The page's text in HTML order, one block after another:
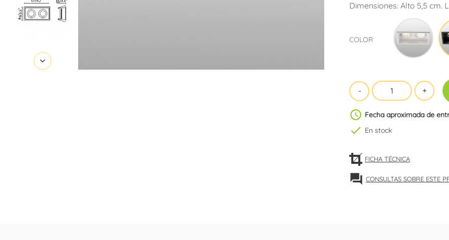
Dimensiones: Alto 5,5 cm.
COLOR
schedule Fecha aproximada de
check En stock
FICHA TÉCNICA
forum CONSULTAS SOBRE ESTE